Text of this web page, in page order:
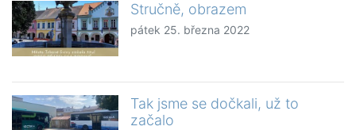
Stručně, obrazem
pátek 25. března 2022
Tak jsme se dočkali, už to
začalo